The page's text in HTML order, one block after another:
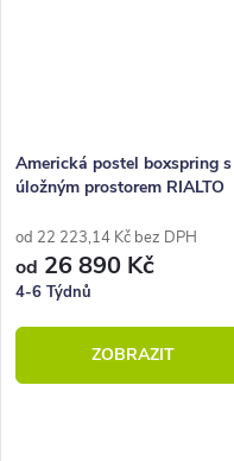
Americká postel boxspring s
úložným prostorem RIALTO
od 22 223,14 Kč bez DPH
od 26 890 Kč
4-6 Týdnů
ZOBRAZIT